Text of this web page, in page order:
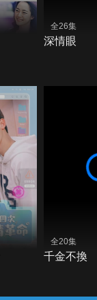
全26集
深情眼
全20集
千金不換